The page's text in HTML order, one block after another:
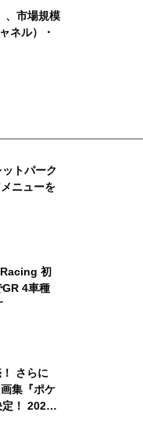
、市場規模
ネル）・
トパーク
ニューを
Racing 初
4車種
さらに
集『ポケ
定！ 2026